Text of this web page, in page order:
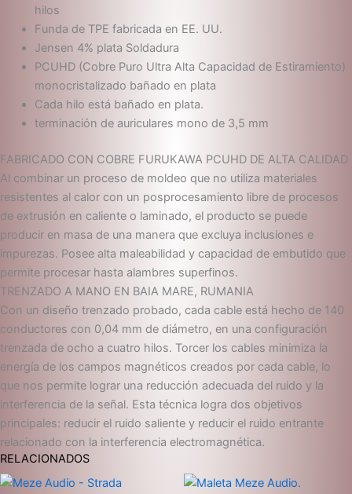
hilos
Funda de TPE fabricada en EE. UU.
Jensen 4% plata Soldadura
PCUHD (Cobre Puro Ultra Alta Capacidad de Estiramiento)
monocristalizado bañado en plata
Cada hilo está bañado en plata.
terminación de auriculares mono de 3,5 mm
FABRICADO CON COBRE FURUKAWA PCUHD DE ALTA CALIDAD
Al combinar un proceso de moldeo que no utiliza materiales
resistentes al calor con un posprocesamiento libre de procesos
de extrusión en caliente o laminado, el producto se puede
producir en masa de una manera que excluya inclusiones e
impurezas. Posee alta maleabilidad y capacidad de embutido que
permite procesar hasta alambres superfinos.
TRENZADO A MANO EN BAIA MARE, RUMANIA
Con un diseño trenzado probado, cada cable está hecho de 140
conductores con 0,04 mm de diámetro, en una configuración
trenzada de ocho a cuatro hilos. Torcer los cables minimiza la
energía de los campos magnéticos creados por cada cable, lo
que nos permite lograr una reducción adecuada del ruido y la
interferencia de la señal. Esta técnica logra dos objetivos
principales: reducir el ruido saliente y reducir el ruido entrante
relacionado con la interferencia electromagnética.
RELACIONADOS